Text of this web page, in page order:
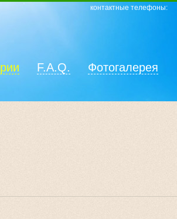
контактные телефоны:
F.A.Q. Фотогалерея